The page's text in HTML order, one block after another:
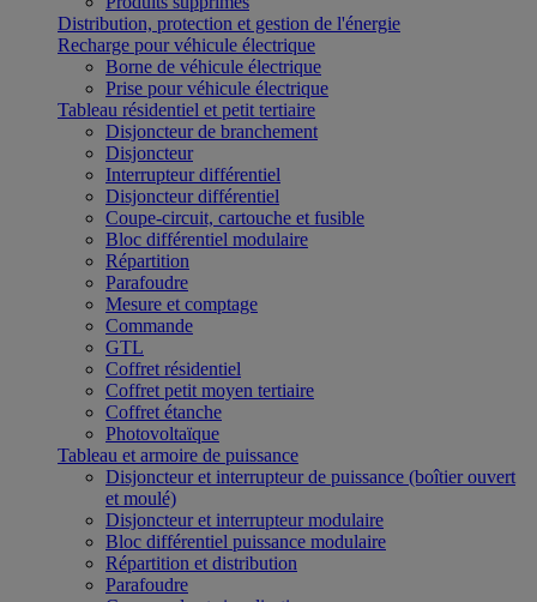
Distribution, protection et gestion de l'énergie
Recharge pour véhicule électrique
Borne de véhicule électrique
Prise pour véhicule électrique
Tableau résidentiel et petit tertiaire
Disjoncteur de branchement
Disjoncteur
Interrupteur différentiel
Disjoncteur différentiel
Coupe-circuit, cartouche et fusible
Bloc différentiel modulaire
Répartition
Parafoudre
Mesure et comptage
Commande
GTL
Coffret résidentiel
Coffret petit moyen tertiaire
Coffret étanche
Photovoltaïque
Tableau et armoire de puissance
Disjoncteur et interrupteur de puissance (boîtier ouvert
et moulé)
Disjoncteur et interrupteur modulaire
Bloc différentiel puissance modulaire
Répartition et distribution
Parafoudre